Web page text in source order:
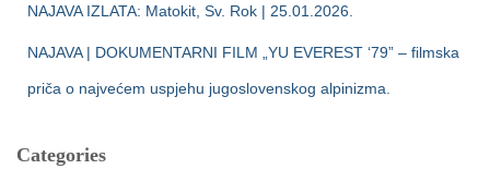
NAJAVA IZLATA: Matokit, Sv. Rok | 25.01.2026.
NAJAVA | DOKUMENTARNI FILM „YU EVEREST ‘79” – filmska
priča o najvećem uspjehu jugoslovenskog alpinizma.
Categories